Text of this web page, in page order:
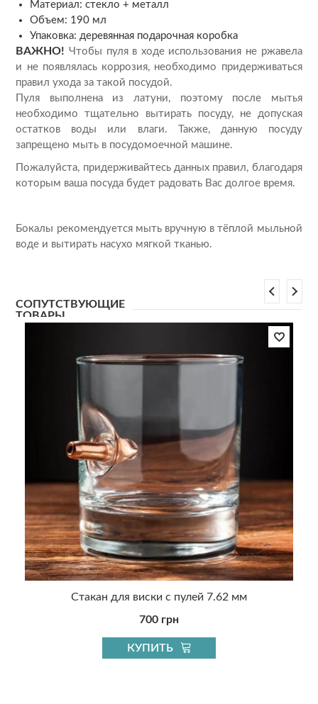
Материал: стекло + металл
Объем: 190 мл
Упаковка: деревянная подарочная коробка
ВАЖНО! Чтобы пуля в ходе использования не ржавела
и не появлялась коррозия, необходимо придерживаться
правил ухода за такой посудой.
Пуля выполнена из латуни, поэтому после мытья
необходимо тщательно вытирать посуду, не допуская
остатков воды или влаги. Также, данную посуду
запрещено мыть в посудомоечной машине.
Пожалуйста, придерживайтесь данных правил, благодаря
которым ваша посуда будет радовать Вас долгое время.
Бокалы рекомендуется мыть вручную в тёплой мыльной
воде и вытирать насухо мягкой тканью.
СОПУТСТВУЮЩИЕ
ТОВАРЫ
Стакан для виски с пулей 7.62 мм
700 грн
КУПИТЬ